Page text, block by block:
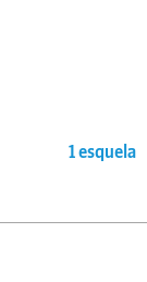
1 esquela